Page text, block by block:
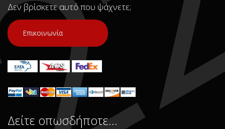
Δεν βρίσκετε αυτό που ψάχνετε;
Επικοινωνία
Δείτε οπωσδήποτε…